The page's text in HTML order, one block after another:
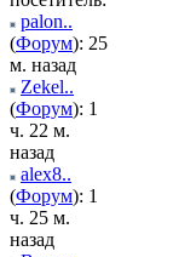
palon..
(Форум): 25
м. назад
Zekel..
(Форум): 1
ч. 22 м.
назад
alex8..
(Форум): 1
ч. 25 м.
назад